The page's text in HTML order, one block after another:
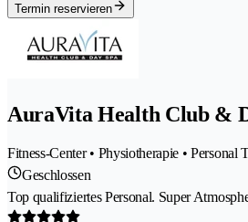
Termin reservieren
AuraVita Health Club &
Fitness-Center • Physiotherapie • Personal
Geschlossen
Top qualifiziertes Personal. Super